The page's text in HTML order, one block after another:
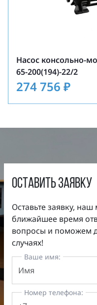
Максимальное
(выше по запросу).
Насос консольно-
65-200(194)-22/2
274 756 ₽
оставить заявку
Оставьте заявку,
ближайшее время
вопросы и поможем
случаях!
Ваше имя:
Номер телефона: